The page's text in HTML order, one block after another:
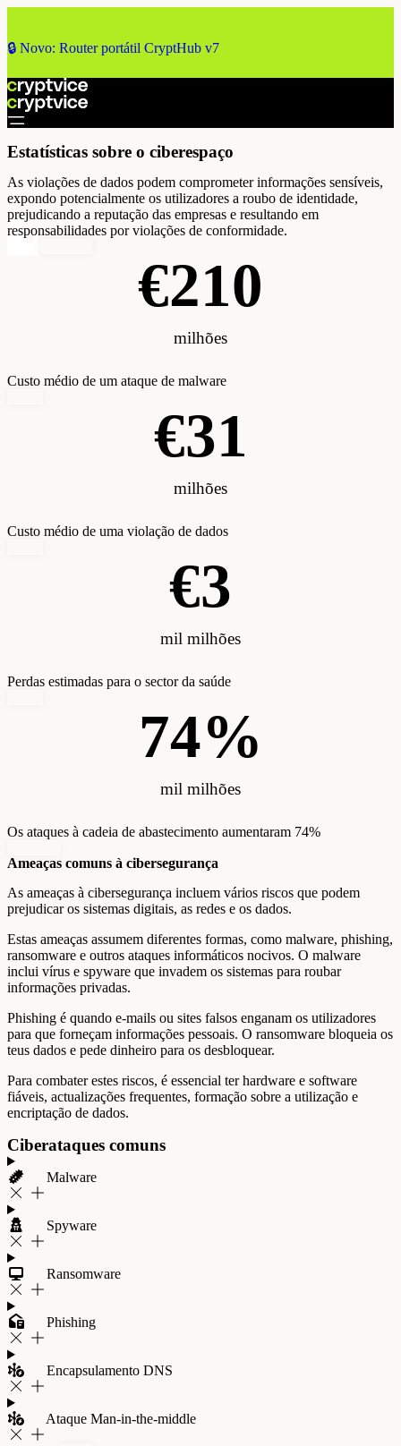
🔒 Novo: Router portátil CryptHub v7
Estatísticas sobre o ciberespaço
As violações de dados podem comprometer informações sensíveis,
expondo potencialmente os utilizadores a roubo de identidade,
prejudicando a reputação das empresas e resultando em
responsabilidades por violações de conformidade.
milhões
€210
Custo médio de um ataque de malware
milhões
€31
Custo médio de uma violação de dados
mil milhões
€3
Perdas estimadas para o sector da saúde
mil milhões
74%
Os ataques à cadeia de abastecimento aumentaram 74%
Ameaças comuns à cibersegurança
As ameaças à cibersegurança incluem vários riscos que podem
prejudicar os sistemas digitais, as redes e os dados.
Estas ameaças assumem diferentes formas, como malware, phishing,
ransomware e outros ataques informáticos nocivos. O malware
inclui vírus e spyware que invadem os sistemas para roubar
informações privadas.
Phishing é quando e-mails ou sites falsos enganam os utilizadores
para que forneçam informações pessoais. O ransomware bloqueia os
teus dados e pede dinheiro para os desbloquear.
Para combater estes riscos, é essencial ter hardware e software
fiáveis, actualizações frequentes, formação sobre a utilização e
encriptação de dados.
Ciberataques comuns
Malware
Spyware
Ransomware
Phishing
Encapsulamento DNS
Ataque Man-in-the-middle